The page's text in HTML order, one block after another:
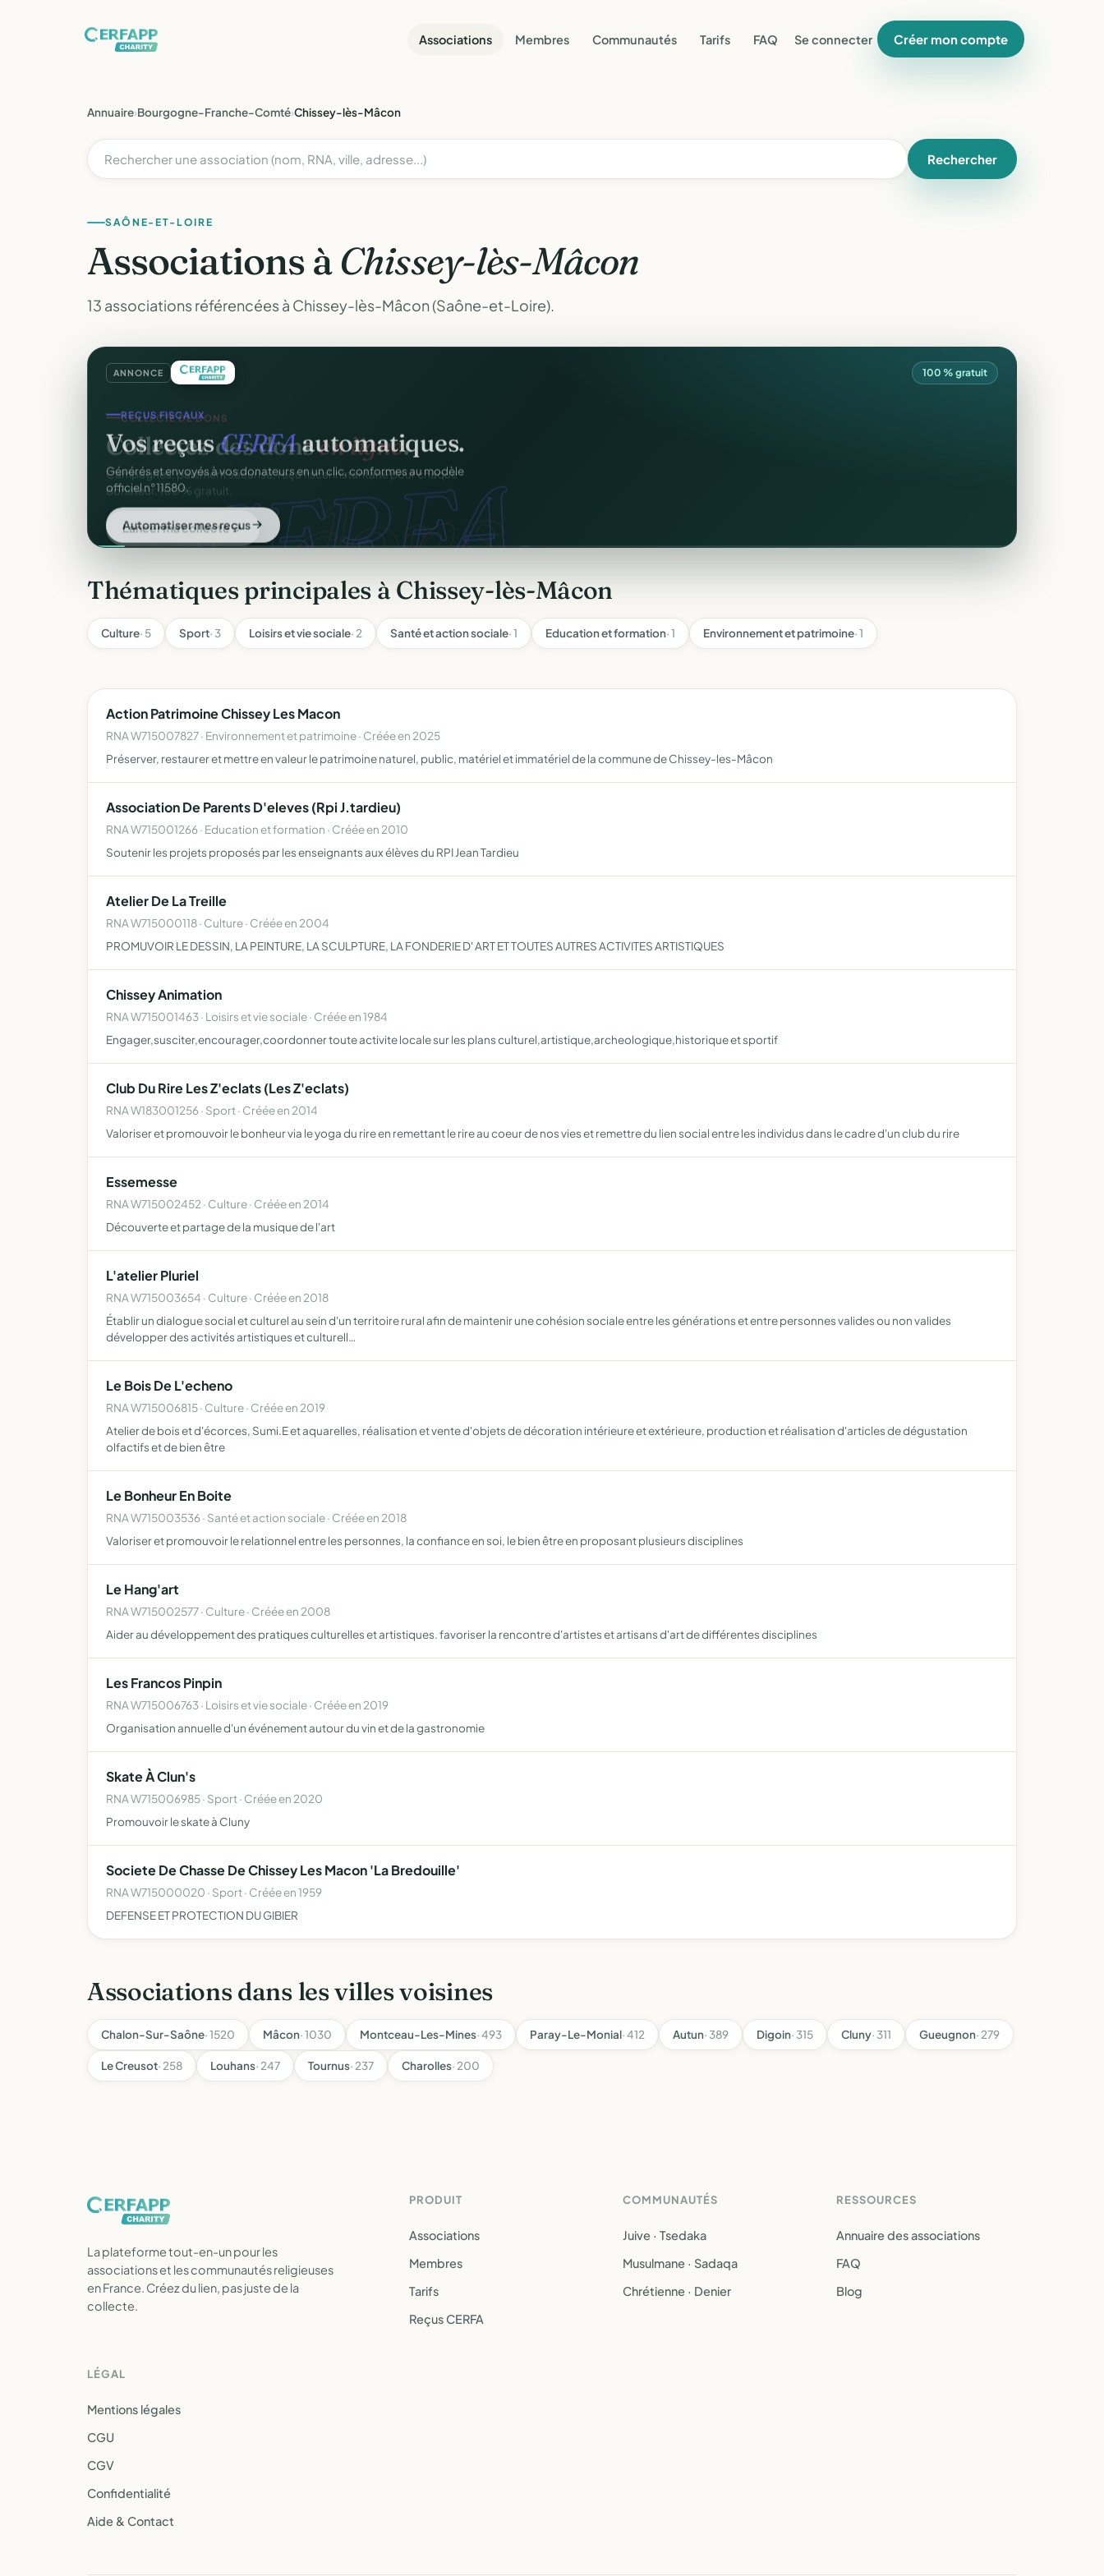
Associations Membres Communautés Tarifs FAQ Se connecter Créer mon compte
Annuaire›Bourgogne-Franche-Comté›Chissey-lès-Mâcon
Rechercher
SAÔNE-ET-LOIRE
Associations àChissey-lès-Mâcon
13 associations référencées à Chissey-lès-Mâcon (Saône-et-Loire).
ANNONCE 100 % gratuit
CERFA.
REÇUS FISCAUX
Vos reçusCERFAautomatiques.
Générés et envoyés à vos donateurs en un clic, conformes au modèle
officiel n°11580.
Automatiser mes reçus
Thématiques principales à Chissey-lès-Mâcon
Culture· 5 Sport· 3 Loisirs et vie sociale· 2 Santé et action sociale· 1 Education et formation· 1 Environnement et patrimoine· 1
Action Patrimoine Chissey Les Macon
RNA W715007827 · Environnement et patrimoine · Créée en 2025
Préserver, restaurer et mettre en valeur le patrimoine naturel, public, matériel et immatériel de la commune de Chissey-les-Mâcon
Association De Parents D'eleves (Rpi J.tardieu)
RNA W715001266 · Education et formation · Créée en 2010
Soutenir les projets proposés par les enseignants aux élèves du RPI Jean Tardieu
Atelier De La Treille
RNA W715000118 · Culture · Créée en 2004
PROMUVOIR LE DESSIN, LA PEINTURE, LA SCULPTURE, LA FONDERIE D' ART ET TOUTES AUTRES ACTIVITES ARTISTIQUES
Chissey Animation
RNA W715001463 · Loisirs et vie sociale · Créée en 1984
Engager,susciter,encourager,coordonner toute activite locale sur les plans culturel,artistique,archeologique,historique et sportif
Club Du Rire Les Z'eclats (Les Z'eclats)
RNA W183001256 · Sport · Créée en 2014
Valoriser et promouvoir le bonheur via le yoga du rire en remettant le rire au coeur de nos vies et remettre du lien social entre les individus dans le cadre d'un club du rire
Essemesse
RNA W715002452 · Culture · Créée en 2014
Découverte et partage de la musique de l'art
L'atelier Pluriel
RNA W715003654 · Culture · Créée en 2018
Établir un dialogue social et culturel au sein d'un territoire rural afin de maintenir une cohésion sociale entre les générations et entre personnes valides ou non valides
développer des activités artistiques et culturell…
Le Bois De L'echeno
RNA W715006815 · Culture · Créée en 2019
Atelier de bois et d'écorces, Sumi.E et aquarelles, réalisation et vente d'objets de décoration intérieure et extérieure, production et réalisation d'articles de dégustation
olfactifs et de bien être
Le Bonheur En Boite
RNA W715003536 · Santé et action sociale · Créée en 2018
Valoriser et promouvoir le relationnel entre les personnes, la confiance en soi, le bien être en proposant plusieurs disciplines
Le Hang'art
RNA W715002577 · Culture · Créée en 2008
Aider au développement des pratiques culturelles et artistiques. favoriser la rencontre d'artistes et artisans d'art de différentes disciplines
Les Francos Pinpin
RNA W715006763 · Loisirs et vie sociale · Créée en 2019
Organisation annuelle d'un événement autour du vin et de la gastronomie
Skate À Clun's
RNA W715006985 · Sport · Créée en 2020
Promouvoir le skate à Cluny
Societe De Chasse De Chissey Les Macon 'La Bredouille'
RNA W715000020 · Sport · Créée en 1959
DEFENSE ET PROTECTION DU GIBIER
Associations dans les villes voisines
Chalon-Sur-Saône· 1520 Mâcon· 1030 Montceau-Les-Mines· 493 Paray-Le-Monial· 412 Autun· 389 Digoin· 315 Cluny· 311 Gueugnon· 279
Le Creusot· 258 Louhans· 247 Tournus· 237 Charolles· 200
La plateforme tout-en-un pour les
associations et les communautés religieuses
en France. Créez du lien, pas juste de la
collecte.
PRODUIT
Associations
Membres
Tarifs
Reçus CERFA
COMMUNAUTÉS
Juive · Tsedaka
Musulmane · Sadaqa
Chrétienne · Denier
RESSOURCES
Annuaire des associations
FAQ
Blog
LÉGAL
Mentions légales
CGU
CGV
Confidentialité
Aide & Contact